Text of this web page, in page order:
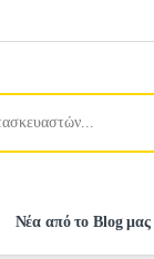
Νέα από το Blog μας